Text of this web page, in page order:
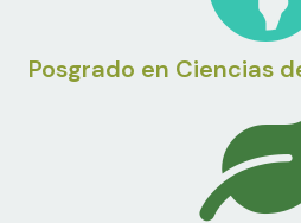
Posgrado en Ciencias